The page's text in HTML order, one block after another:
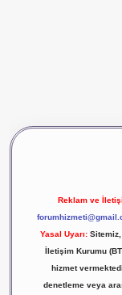
Reklam ve
Yasal Uyarı:
İletişim Kurumu
hizmet
denetleme veya